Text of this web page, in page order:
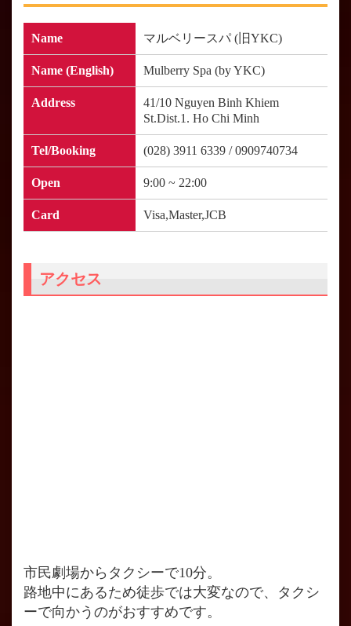
Name マルベリースパ (旧YKC)
Name (English) Mulberry Spa (by YKC)
Address
41/10 Nguyen Binh Khiem
St.Dist.1. Ho Chi Minh
Tel/Booking (028) 3911 6339 / 0909740734
Open 9:00 ~ 22:00
Card Visa,Master,JCB
アクセス
市民劇場からタクシーで10分。
路地中にあるため徒歩では大変なので、タクシ
ーで向かうのがおすすめです。